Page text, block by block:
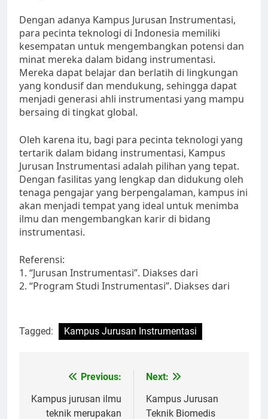
Dengan adanya Kampus Jurusan Instrumentasi,
para pecinta teknologi di Indonesia memiliki
kesempatan untuk mengembangkan potensi dan
minat mereka dalam bidang instrumentasi.
Mereka dapat belajar dan berlatih di lingkungan
yang kondusif dan mendukung, sehingga dapat
menjadi generasi ahli instrumentasi yang mampu
bersaing di tingkat global.
Oleh karena itu, bagi para pecinta teknologi yang
tertarik dalam bidang instrumentasi, Kampus
Jurusan Instrumentasi adalah pilihan yang tepat.
Dengan fasilitas yang lengkap dan didukung oleh
tenaga pengajar yang berpengalaman, kampus ini
akan menjadi tempat yang ideal untuk menimba
ilmu dan mengembangkan karir di bidang
instrumentasi.
Referensi:
1. “Jurusan Instrumentasi”. Diakses dari
2. “Program Studi Instrumentasi”. Diakses dari
Tagged: Kampus Jurusan Instrumentasi
navigation
Previous:
Kampus jurusan ilmu
teknik merupakan
Next:
Kampus Jurusan
Teknik Biomedis